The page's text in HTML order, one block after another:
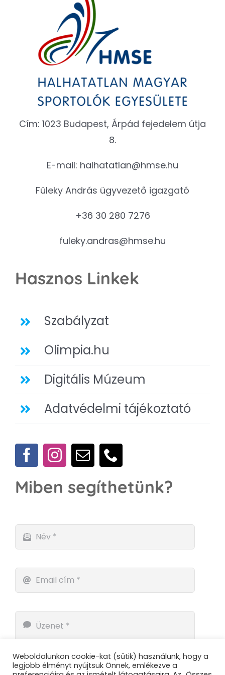
Cím: 1023 Budapest, Árpád fejedelem útja
8.
E-mail: halhatatlan@hmse.hu
Füleky András ügyvezető igazgató
+36 30 280 7276
fuleky.andras@hmse.hu
Hasznos Linkek
Szabályzat
Olimpia.hu
Digitális Múzeum
Adatvédelmi tájékoztató
Miben segíthetünk?
Weboldalunkon cookie-kat (sütik) használunk, hogy a
legjobb élményt nyújtsuk Önnek, emlékezve a